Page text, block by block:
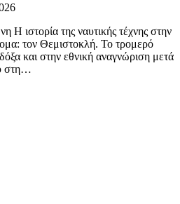
ιστορία της ναυτικής τέχνης στην
τον Θεμιστοκλή. Το τρομερό
και στην εθνική αναγνώριση μετά
στη…